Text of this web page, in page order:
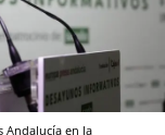
Andalucía en la